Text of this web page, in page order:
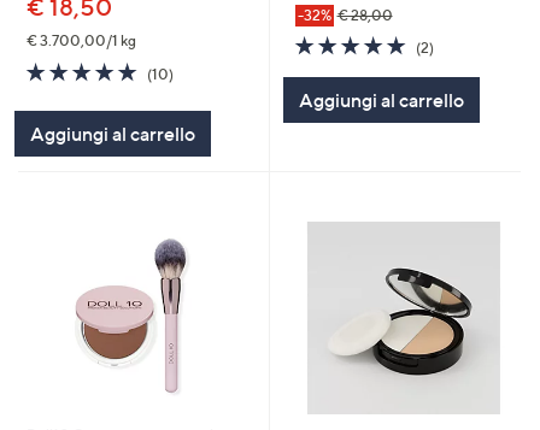
€ 18,50
€ 3.700,00/1 kg
4.7
of
5
Stars
(10)10
Aggiungi al carrello
-32% € 28,00
5.0
of
Stars
(2)2
Aggiungi al carrello